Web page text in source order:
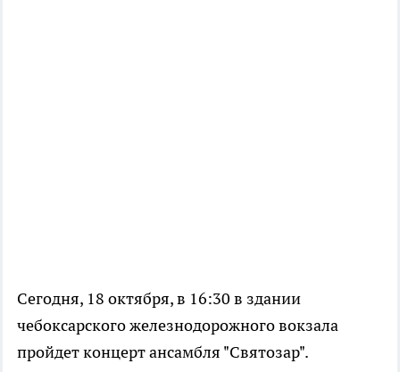
Сегодня, 18 октября, в 16:30 в здании
чебоксарского железнодорожного вокзала
пройдет концерт ансамбля "Святозар".